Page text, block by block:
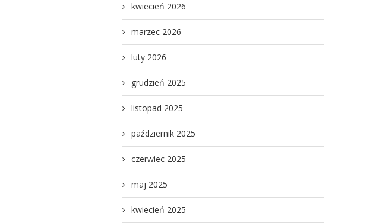
kwiecień 2026
marzec 2026
luty 2026
grudzień 2025
listopad 2025
październik 2025
czerwiec 2025
maj 2025
kwiecień 2025